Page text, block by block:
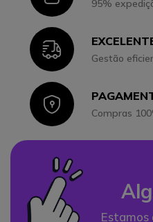
95%
IconGestão
IconCompras
Estamos